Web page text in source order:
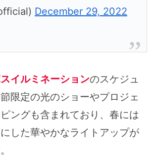
December 29, 2022
イルミネーションのスケジュ
限定の光のショーやプロジェ
ングも含まれており、春には
した華やかなライトアップが